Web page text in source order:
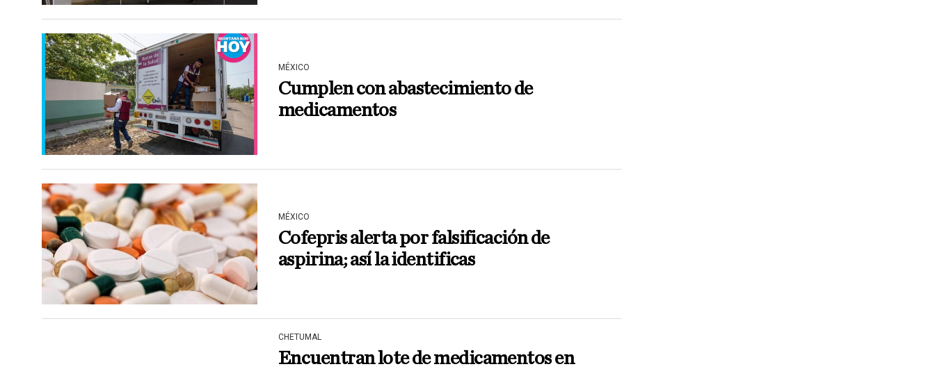
MÉXICO
Cumplen con abastecimiento de
medicamentos
MÉXICO
Cofepris alerta por falsificación de
aspirina; así la identificas
CHETUMAL
Encuentran lote de medicamentos en